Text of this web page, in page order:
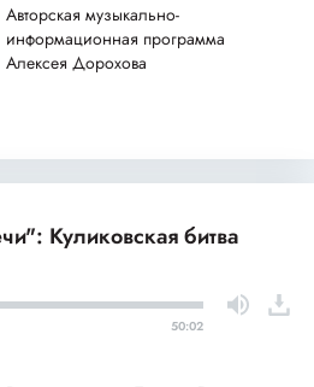
Авторская музыкально-
информационная программа
Алексея Дорохова
Куликовская битва
50:02